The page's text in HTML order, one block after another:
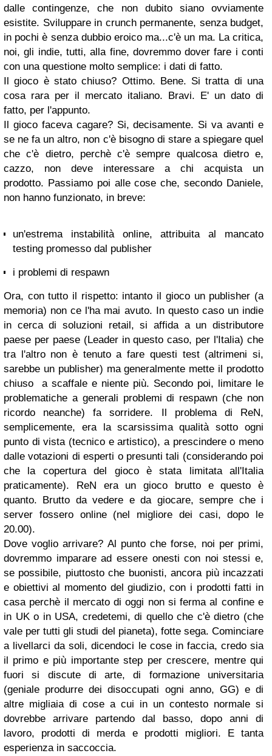
dalle contingenze, che non dubito siano ovviamente
esistite. Sviluppare in crunch permanente, senza budget,
in pochi è senza dubbio eroico ma...c'è un ma. La critica,
noi, gli indie, tutti, alla fine, dovremmo dover fare i conti
con una questione molto semplice: i dati di fatto.
Il gioco è stato chiuso? Ottimo. Bene. Si tratta di una
cosa rara per il mercato italiano. Bravi. E' un dato di
fatto, per l'appunto.
Il gioco faceva cagare? Si, decisamente. Si va avanti e
se ne fa un altro, non c'è bisogno di stare a spiegare quel
che c'è dietro, perchè c'è sempre qualcosa dietro e,
cazzo, non deve interessare a chi acquista un
prodotto. Passiamo poi alle cose che, secondo Daniele,
non hanno funzionato, in breve:
un'estrema instabilità online, attribuita al mancato
testing promesso dal publisher
i problemi di respawn
Ora, con tutto il rispetto: intanto il gioco un publisher (a
memoria) non ce l'ha mai avuto. In questo caso un indie
in cerca di soluzioni retail, si affida a un distributore
paese per paese (Leader in questo caso, per l'Italia) che
tra l'altro non è tenuto a fare questi test (altrimeni si,
sarebbe un publisher) ma generalmente mette il prodotto
chiuso a scaffale e niente più. Secondo poi, limitare le
problematiche a generali problemi di respawn (che non
ricordo neanche) fa sorridere. Il problema di ReN,
semplicemente, era la scarsissima qualità sotto ogni
punto di vista (tecnico e artistico), a prescindere o meno
dalle votazioni di esperti o presunti tali (considerando poi
che la copertura del gioco è stata limitata all'Italia
praticamente). ReN era un gioco brutto e questo è
quanto. Brutto da vedere e da giocare, sempre che i
server fossero online (nel migliore dei casi, dopo le
20.00).
Dove voglio arrivare? Al punto che forse, noi per primi,
dovremmo imparare ad essere onesti con noi stessi e,
se possibile, piuttosto che buonisti, ancora più incazzati
e obiettivi al momento del giudizio, con i prodotti fatti in
casa perchè il mercato di oggi non si ferma al confine e
in UK o in USA, credetemi, di quello che c'è dietro (che
vale per tutti gli studi del pianeta), fotte sega. Cominciare
a livellarci da soli, dicendoci le cose in faccia, credo sia
il primo e più importante step per crescere, mentre qui
fuori si discute di arte, di formazione universitaria
(geniale produrre dei disoccupati ogni anno, GG) e di
altre migliaia di cose a cui in un contesto normale si
dovrebbe arrivare partendo dal basso, dopo anni di
lavoro, prodotti di merda e prodotti migliori. E tanta
esperienza in saccoccia.